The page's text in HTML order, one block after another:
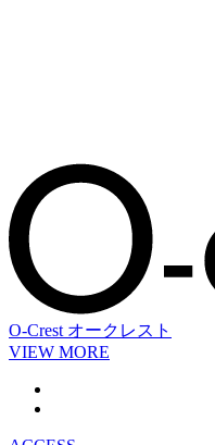
O-Crest オークレスト
VIEW MORE